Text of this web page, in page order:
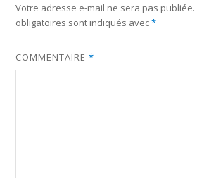
Votre adresse e-mail ne sera pas publiée.
obligatoires sont indiqués avec*
COMMENTAIRE*